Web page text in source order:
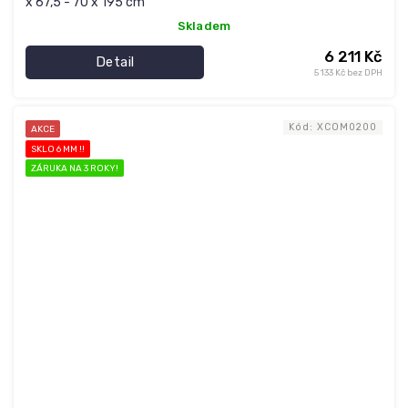
Skladem
5 133 Kč bez DPH
6 211 Kč
Detail
AKCE
SKLO 6 MM !!
ZÁRUKA NA 3 ROKY!
Kód: XCOM0200